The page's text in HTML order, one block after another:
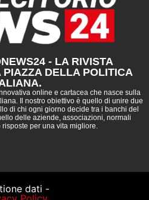
- LA RIVISTA
PIAZZA DELLA POLITICA
online e cartacea che nasce sulla
Il nostro obiettivo è quello di unire due
di chi ogni giorno decide tra i banchi del
delle aziende, associazioni, normali
per una vita migliore.
dati -